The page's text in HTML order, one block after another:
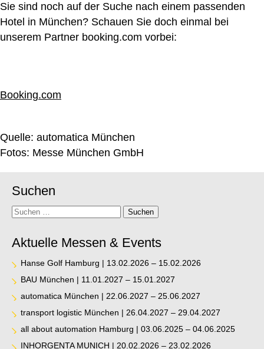
Sie sind noch auf der Suche nach einem passenden
Hotel in München? Schauen Sie doch einmal bei
unserem Partner booking.com vorbei:
Booking.com
Quelle: automatica München
Fotos: Messe München GmbH
Suchen
Suche Suchen
Aktuelle Messen & Events
Hanse Golf Hamburg | 13.02.2026 – 15.02.2026
BAU München | 11.01.2027 – 15.01.2027
automatica München | 22.06.2027 – 25.06.2027
transport logistic München | 26.04.2027 – 29.04.2027
all about automation Hamburg | 03.06.2025 – 04.06.2025
INHORGENTA MUNICH | 20.02.2026 – 23.02.2026